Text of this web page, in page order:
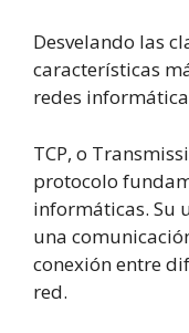
Desvelando las
características
redes
TCP, o
protocolo
informáticas. Su
una
conexión entre
red.